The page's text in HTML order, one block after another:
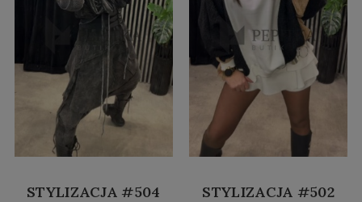
STYLIZACJA #504 STYLIZACJA #502